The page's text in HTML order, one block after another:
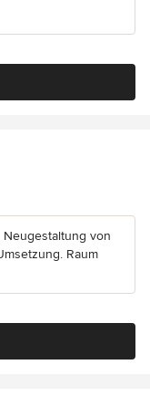
Neugestaltung von
Raum